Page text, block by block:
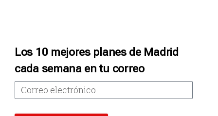
Los 10 mejores planes de Madrid
cada semana en tu correo